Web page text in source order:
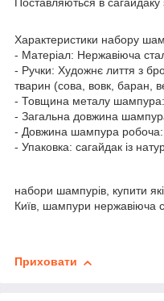
Поставляються в сагайдаку
Характеристики набору
- Матеріал: Нержавіюча
- Ручки: Художнє лиття з
тварин (сова, вовк, баран,
- Товщина металу
- Загальна довжина
- Довжина шампура
- Упаковка: сагайдак із
набори шампурів, купити
Київ, шампури нержавіюча
Приховати